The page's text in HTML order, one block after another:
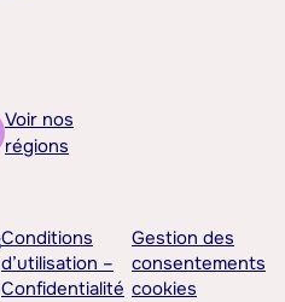
Voir nos
régions
Conditions
d’utilisation –
Confidentialité
Gestion des
consentements
cookies